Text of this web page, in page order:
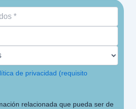
de privacidad (requisito
relacionada que pueda ser de